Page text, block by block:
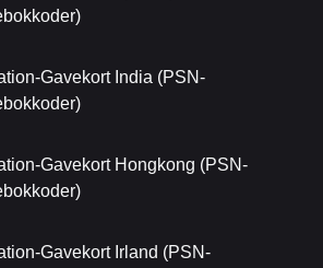
Gavekort India (PSN-
Gavekort Hongkong (PSN-
Gavekort Irland (PSN-